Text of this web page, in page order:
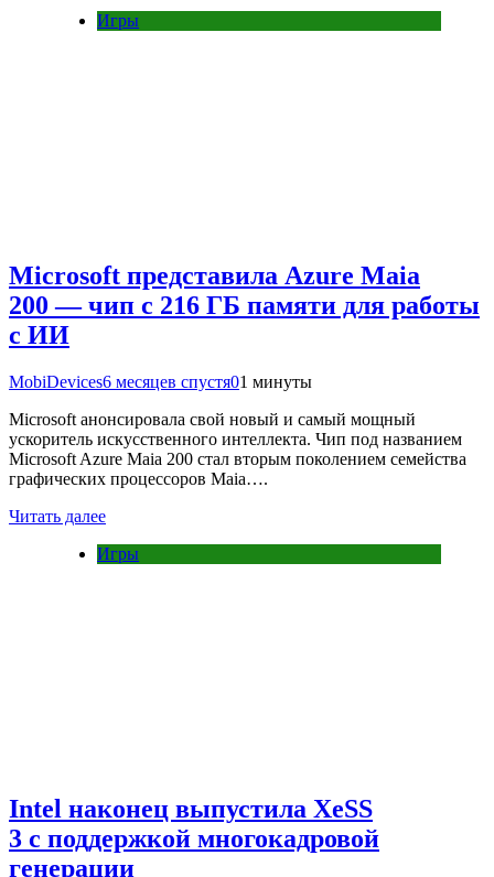
Игры
Microsoft представила Azure Maia
200 — чип с 216 ГБ памяти для работы
с ИИ
MobiDevices6 месяцев спустя01 минуты
Microsoft анонсировала свой новый и самый мощный
ускоритель искусственного интеллекта. Чип под названием
Microsoft Azure Maia 200 стал вторым поколением семейства
графических процессоров Maia….
Читать далее
Игры
Intel наконец выпустила XeSS
3 с поддержкой многокадровой
генерации